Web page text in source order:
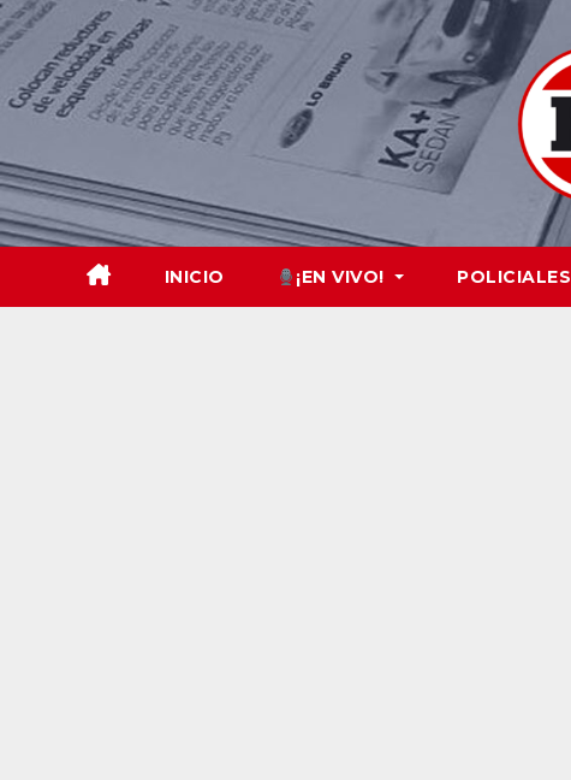
Skip
to
content
INICIO ¡EN VIVO! POLICIALES